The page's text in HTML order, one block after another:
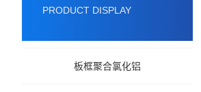
PRODUCT DISPLAY
板框聚合氯化铝